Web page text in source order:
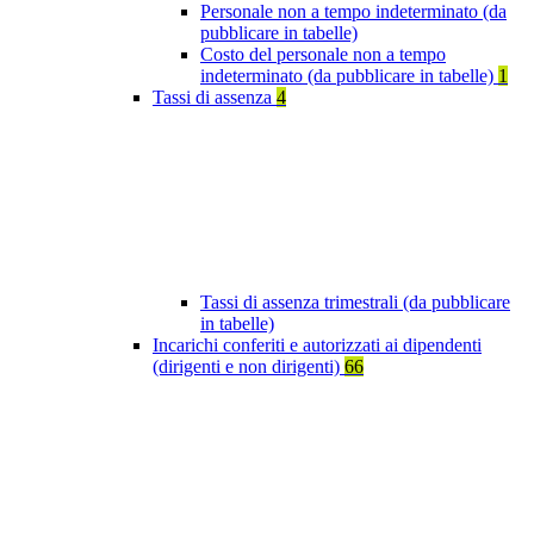
Personale non a tempo indeterminato (da
pubblicare in tabelle)
Costo del personale non a tempo
indeterminato (da pubblicare in tabelle) 1
Tassi di assenza 4
Tassi di assenza trimestrali (da pubblicare
in tabelle)
Incarichi conferiti e autorizzati ai dipendenti
(dirigenti e non dirigenti) 66